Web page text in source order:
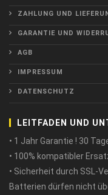
ZAHLUNG UND
GARANTIE UND
AGB
IMPRESSUM
DATENSCHUTZ
LEITFADEN UND
• 1 Jahr Garantie ! 30
• 100% kompatibler
• Sicherheit durch SSL-
Batterien dürfen nicht